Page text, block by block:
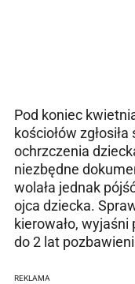
Pod koniec
kościołów
ochrzczenia
niezbędne
wolała jednak
ojca dziecka.
kierowało,
do 2 lat
REKLAMA